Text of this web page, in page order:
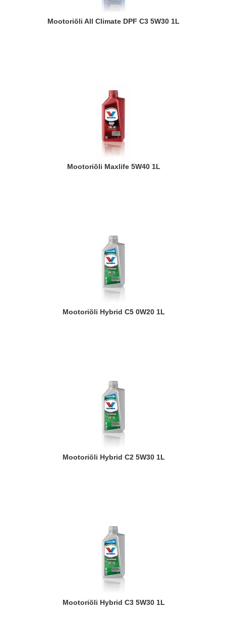
Mootoriõli All Climate DPF C3 5W30 1L
Mootoriõli Maxlife 5W40 1L
Mootoriõli Hybrid C5 0W20 1L
Mootoriõli Hybrid C2 5W30 1L
Mootoriõli Hybrid C3 5W30 1L